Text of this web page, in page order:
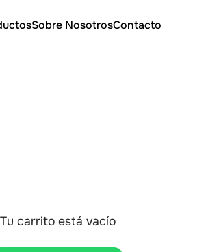
Sobre NosotrosContacto
Tu carrito está vacío